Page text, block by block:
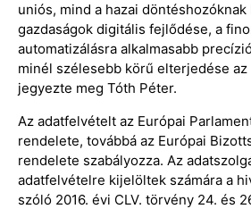
uniós, mind a hazai
gazdaságok digitális fejlődése, a
automatizálásra alkalmasabb
minél szélesebb körű elterjedése az
jegyezte meg Tóth Péter.
Az adatfelvételt az Európai
rendelete, továbbá az Európai
rendelete szabályozza. Az
adatfelvételre kijelöltek számára a
szóló 2016. évi CLV. törvény 24. és